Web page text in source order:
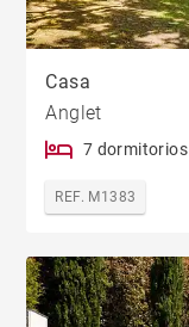
Casa
Anglet
7 dormitorios
REF. M1383